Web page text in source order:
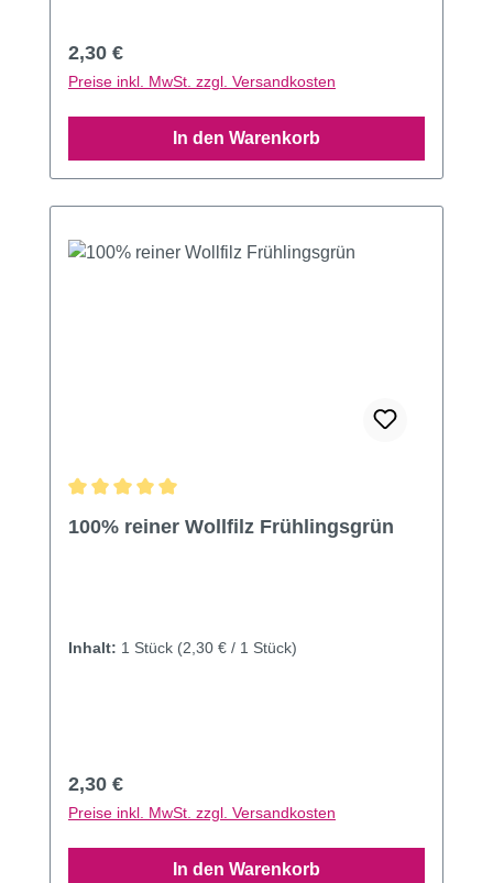
Regulärer Preis:
2,30 €
Preise inkl. MwSt. zzgl. Versandkosten
In den Warenkorb
100% reiner Wollfilz Frühlingsgrün
Inhalt: 1 Stück (2,30 € / 1 Stück)
Regulärer Preis:
2,30 €
Preise inkl. MwSt. zzgl. Versandkosten
In den Warenkorb